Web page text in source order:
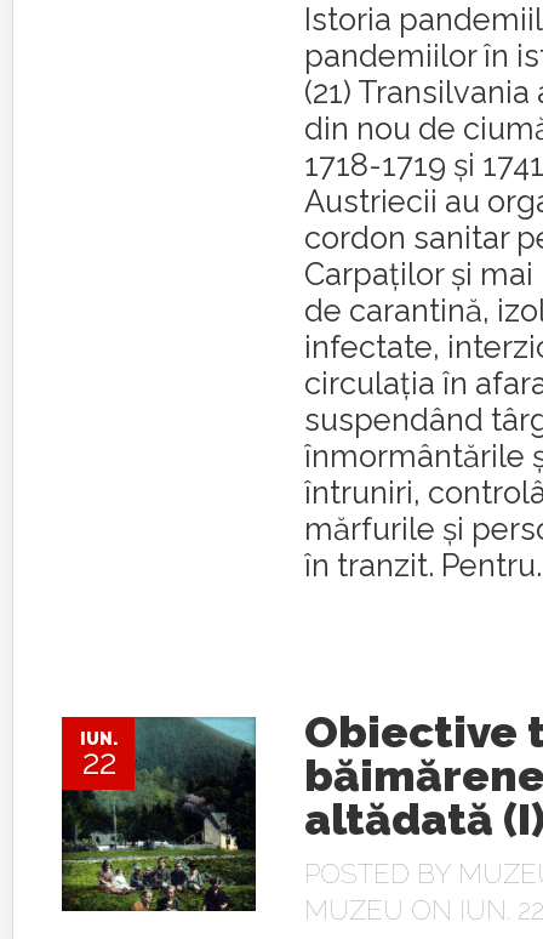
Istoria
pandemiilor în
(21)
din nou de
1718-1719 şi
Austriecii au
cordon sanitar
Carpaţilor şi
de carantină,
infectate,
circulaţia în
suspendând
înmormântările
întruniri,
mărfurile şi
în tranzit.
IUN.
22
Obiective
altădată
POSTED BY
MUZEU ON IUN.